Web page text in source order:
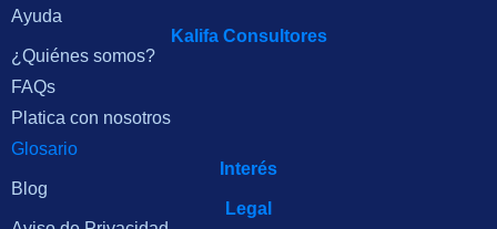
Ayuda
Kalifa Consultores
¿Quiénes somos?
FAQs
Platica con nosotros
Glosario
Interés
Blog
Legal